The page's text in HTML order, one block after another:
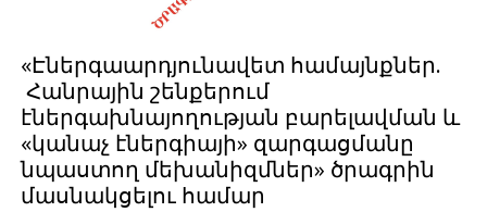
«Էներգաարդյունավետ համայնքներ.
Հանրային շենքերում
էներգախնայողության բարելավման և
«կանաչ էներգիայի» զարգացմանը
նպաստող մեխանիզմներ» ծրագրին
մասնակցելու համար